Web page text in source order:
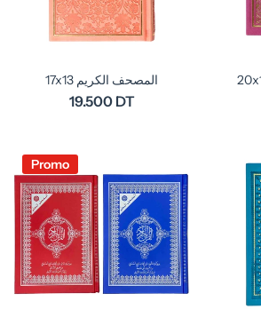
17x13 المصحف الكريم
19.500 DT
Promo